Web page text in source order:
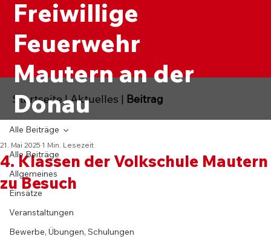
Freiwillige
Feuerwehr
Mautern an der
Donau
Alle Beiträge
Allgemeines
Einsätze
Veranstaltungen
Bewerbe, Übungen, Schulungen
Alle Beiträge
4. Klassen der Volkschule Mautern
zu Besuch
21. Mai 2025 1 Min. Lesezeit
Startseite|Aktuelles | Beitrag